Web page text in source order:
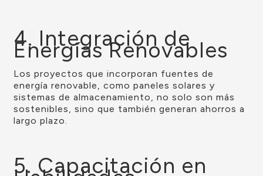
4. Integración de
Energías Renovables
Los proyectos que incorporan fuentes de
energía renovable, como paneles solares y
sistemas de almacenamiento, no solo son más
sostenibles, sino que también generan ahorros a
largo plazo.
5. Capacitación en